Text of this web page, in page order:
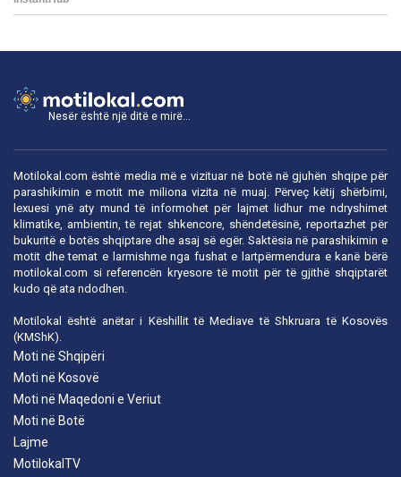
Nesër është një ditë e mirë...
Motilokal.com është media më e vizituar në botë në gjuhën shqipe për
parashikimin e motit me miliona vizita në muaj. Përveç këtij shërbimi,
lexuesi ynë aty mund të informohet për lajmet lidhur me ndryshimet
klimatike, ambientin, të rejat shkencore, shëndetësinë, reportazhet për
bukuritë e botës shqiptare dhe asaj së egër. Saktësia në parashikimin e
motit dhe temat e larmishme nga fushat e lartpërmendura e kanë bërë
motilokal.com si referencën kryesore të motit për të gjithë shqiptarët
kudo që ata ndodhen.
Motilokal është anëtar i Këshillit të Mediave të Shkruara të Kosovës
(KMShK).
Moti në Shqipëri
Moti në Kosovë
Moti në Maqedoni e Veriut
Moti në Botë
Lajme
MotilokalTV